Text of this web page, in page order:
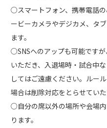
○スマートフォン、携帯電話
ービーカメラやデジカメ、タ
ます。
○SNSへのアップも可能です
いただき、入退場時・試合中
してはご遠慮ください。ルー
場合は削除対応をとらせていた
○自分の席以外の場所や会場
ります。